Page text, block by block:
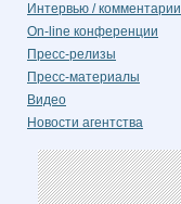
Интервью / комментарии
On-line конференции
Пресс-релизы
Пресс-материалы
Видео
Новости агентства